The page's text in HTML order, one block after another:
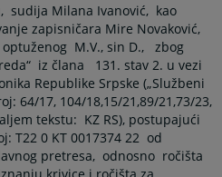
sudija Milana Ivanović, kao
zapisničara Mire Novaković,
M.V., sin D.,
zbog
iz člana 131. stav 2. u vezi
Republike Srpske(„Službeni
64/17, 104/18,15/21,89/21,73/23,
tekstu: KZ RS), postupajući
T22 0 KT 0017374 22 od
pretresa, odnosno ročišta